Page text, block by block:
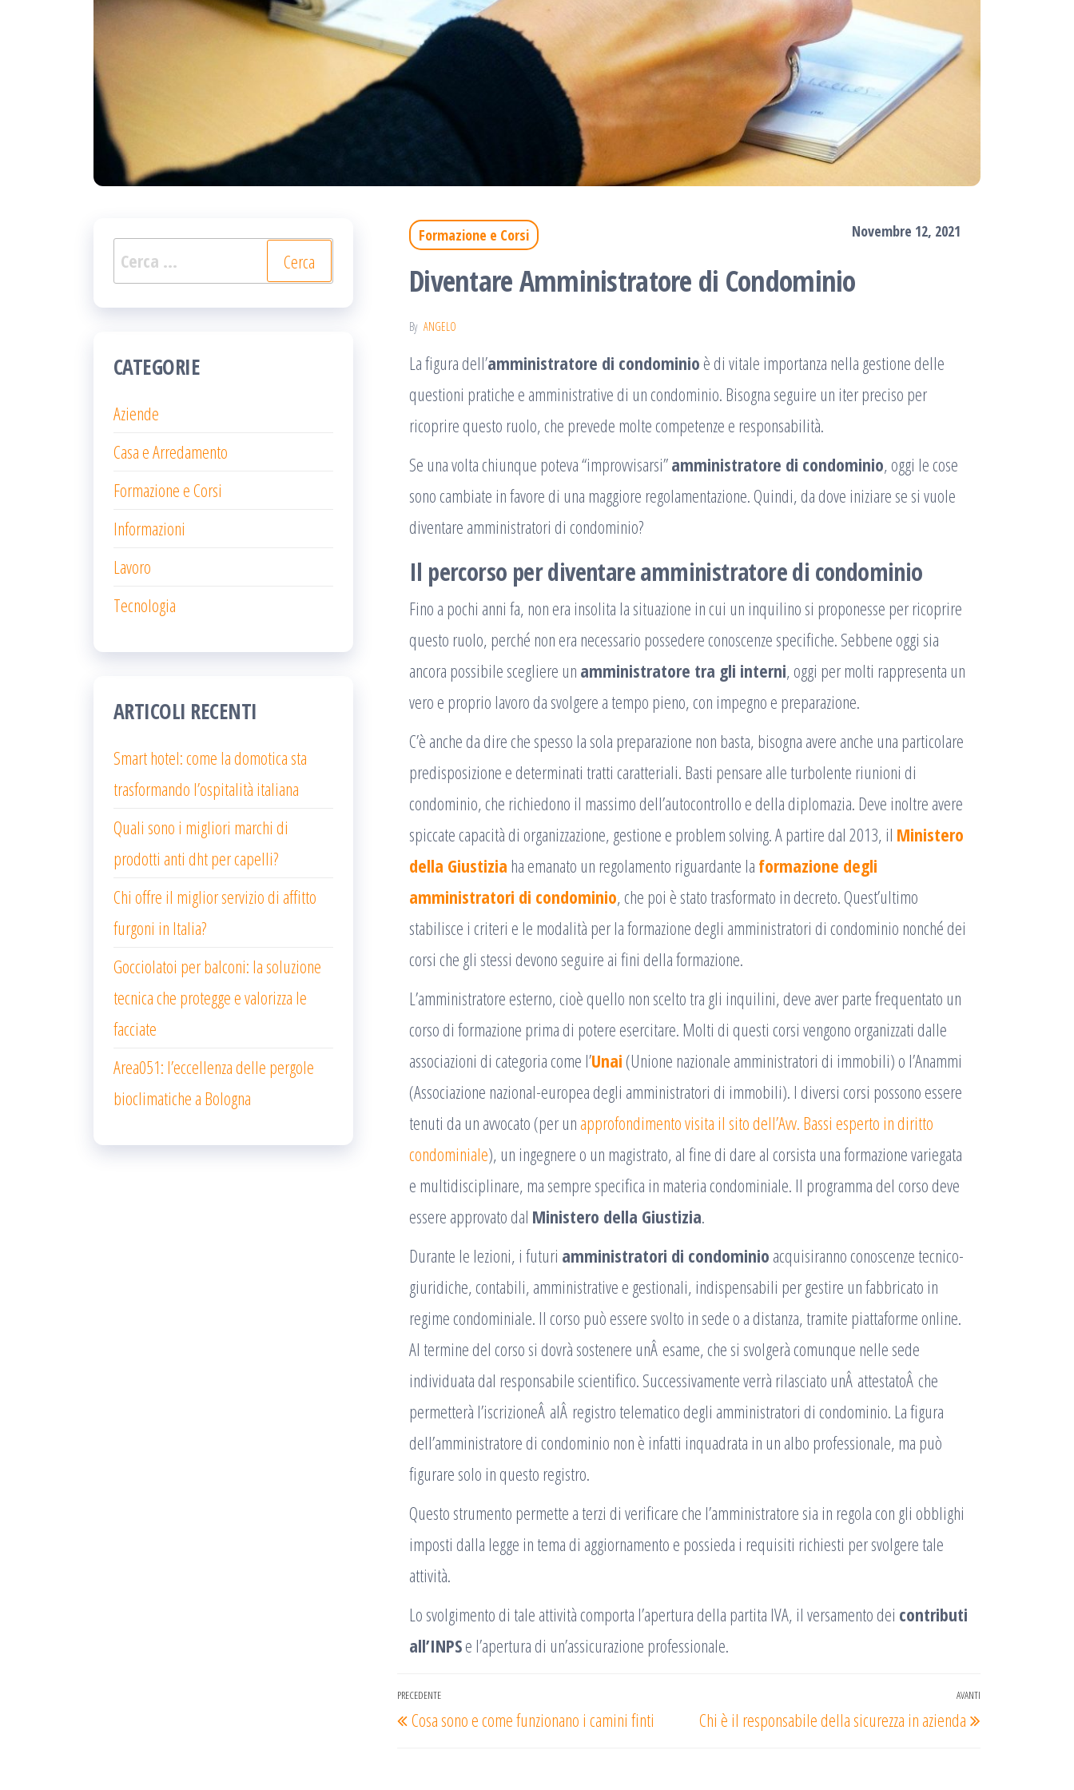
Formazione e Corsi Novembre 12, 2021
Diventare Amministratore di Condominio
By ANGELO
La figura dell’amministratore di condominio è di vitale importanza nella gestione delle
questioni pratiche e amministrative di un condominio. Bisogna seguire un iter preciso per
ricoprire questo ruolo, che prevede molte competenze e responsabilità.
Se una volta chiunque poteva “improvvisarsi”amministratore di condominio, oggi le cose
sono cambiate in favore di una maggiore regolamentazione. Quindi, da dove iniziare se si vuole
diventare amministratori di condominio?
Il percorso per diventare amministratore di condominio
Fino a pochi anni fa, non era insolita la situazione in cui un inquilino si proponesse per ricoprire
questo ruolo, perché non era necessario possedere conoscenze specifiche. Sebbene oggi sia
ancora possibile scegliere un amministratore tra gli interni, oggi per molti rappresenta un
vero e proprio lavoro da svolgere a tempo pieno, con impegno e preparazione.
C’è anche da dire che spesso la sola preparazione non basta, bisogna avere anche una particolare
predisposizione e determinati tratti caratteriali. Basti pensare alle turbolente riunioni di
condominio, che richiedono il massimo dell’autocontrollo e della diplomazia. Deve inoltre avere
spiccate capacità di organizzazione, gestione e problem solving. A partire dal 2013, il Ministero
della Giustizia ha emanato un regolamento riguardante la formazione degli
amministratori di condominio, che poi è stato trasformato in decreto. Quest’ultimo
stabilisce i criteri e le modalità per la formazione degli amministratori di condominio nonché dei
corsi che gli stessi devono seguire ai fini della formazione.
L’amministratore esterno, cioè quello non scelto tra gli inquilini, deve aver parte frequentato un
corso di formazione prima di potere esercitare. Molti di questi corsi vengono organizzati dalle
associazioni di categoria come l’Unai (Unione nazionale amministratori di immobili) o l’Anammi
(Associazione nazional-europea degli amministratori di immobili). I diversi corsi possono essere
tenuti da un avvocato (per un approfondimento visita il sito dell’Avv. Bassi esperto in diritto
condominiale), un ingegnere o un magistrato, al fine di dare al corsista una formazione variegata
e multidisciplinare, ma sempre specifica in materia condominiale. Il programma del corso deve
essere approvato dal Ministero della Giustizia.
Durante le lezioni, i futuri amministratori di condominio acquisiranno conoscenze tecnico-
giuridiche, contabili, amministrative e gestionali, indispensabili per gestire un fabbricato in
regime condominiale. Il corso può essere svolto in sede o a distanza, tramite piattaforme online.
Al termine del corso si dovrà sostenere unÂ esame, che si svolgerà comunque nelle sede
individuata dal responsabile scientifico. Successivamente verrà rilasciato unÂ attestatoÂ che
permetterà l’iscrizioneÂ alÂ registro telematico degli amministratori di condominio. La figura
dell’amministratore di condominio non è infatti inquadrata in un albo professionale, ma può
figurare solo in questo registro.
Questo strumento permette a terzi di verificare che l’amministratore sia in regola con gli obblighi
imposti dalla legge in tema di aggiornamento e possieda i requisiti richiesti per svolgere tale
attività.
Lo svolgimento di tale attività comporta l’apertura della partita IVA, il versamento dei contributi
all’INPSe l’apertura di un’assicurazione professionale.
Navigazione
articoli
Articolo
precedente
PRECEDENTE
Cosa sono e come funzionano i camini finti
AVANTI
Chi è il responsabile della sicurezza in azienda
Ricerca
per:
CATEGORIE
Aziende
Casa e Arredamento
Formazione e Corsi
Informazioni
Lavoro
Tecnologia
ARTICOLI RECENTI
Smart hotel: come la domotica sta
trasformando l’ospitalità italiana
Quali sono i migliori marchi di
prodotti anti dht per capelli?
Chi offre il miglior servizio di affitto
furgoni in Italia?
Gocciolatoi per balconi: la soluzione
tecnica che protegge e valorizza le
facciate
Area051: l’eccellenza delle pergole
bioclimatiche a Bologna